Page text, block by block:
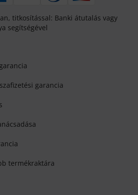
titkosítással: Banki átutalás vagy
segítségével
garancia
termékraktára